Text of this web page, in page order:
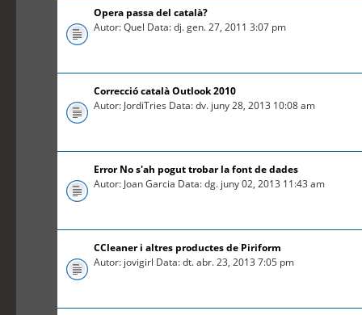
Opera passa del català?
Autor: Quel Data: dj. gen. 27, 2011 3:07 pm
Correcció català Outlook 2010
Autor: JordiTries Data: dv. juny 28, 2013 10:08 am
Error No s'ah pogut trobar la font de dades
Autor: Joan Garcia Data: dg. juny 02, 2013 11:43 am
CCleaner i altres productes de Piriform
Autor: jovigirl Data: dt. abr. 23, 2013 7:05 pm